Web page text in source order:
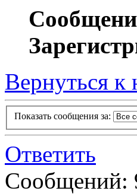
Вернуться к
Показать сообщения за:
Ответить
Сообщений: